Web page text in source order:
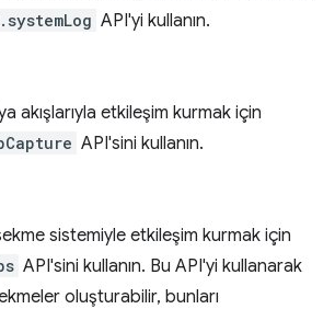
API'yi kullanın.
akışlarıyla etkileşim kurmak için
API'sini kullanın.
sekme sistemiyle etkileşim kurmak için
API'sini kullanın. Bu API'yi kullanarak
oluşturabilir, bunları